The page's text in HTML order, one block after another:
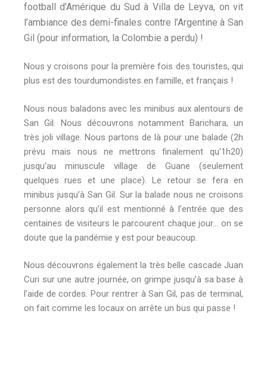
football d’Amérique du Sud à Villa de Leyva, on vit
l’ambiance des demi-finales contre l’Argentine à San
Gil (pour information, la Colombie a perdu) !
Nous y croisons pour la première fois des touristes, qui
plus est des tourdumondistes en famille, et français !
Nous nous baladons avec les minibus aux alentours de
San Gil. Nous découvrons notamment Barichara, un
très joli village. Nous partons de là pour une balade (2h
prévu mais nous ne mettrons finalement qu’1h20)
jusqu’au minuscule village de Guane (seulement
quelques rues et une place). Le retour se fera en
minibus jusqu’à San Gil. Sur la balade nous ne croisons
personne alors qu’il est mentionné à l’entrée que des
centaines de visiteurs le parcourent chaque jour… on se
doute que la pandémie y est pour beaucoup.
Nous découvrons également la très belle cascade Juan
Curi sur une autre journée, on grimpe jusqu’à sa base à
l’aide de cordes. Pour rentrer à San Gil, pas de terminal,
on fait comme les locaux on arrête un bus qui passe !